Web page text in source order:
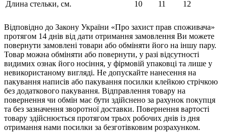
Длина стельки, см.
10 11 12
Відповідно до Закону України «Про захист прав споживача»
протягом 14 днів від дати отримання замовлення Ви можете
повернути замовлені товари або обміняти його на іншу пару.
Товар можна обміняти або повернути, у разі відсутності
видимих ​​ознак його носіння, у фірмовій упаковці та лише у
невикористаному вигляді. Не допускайте нанесення на
пакування написів або пакування посилки клейкою стрічкою
без додаткового пакування. Відправлення товару на
повернення чи обмін має бути здійснено за рахунок покупця
та без зазначення зворотної доставки. Повернення вартості
товару здійснюється протягом трьох робочих днів із дня
отримання нами посилки за безготівковим розрахунком.